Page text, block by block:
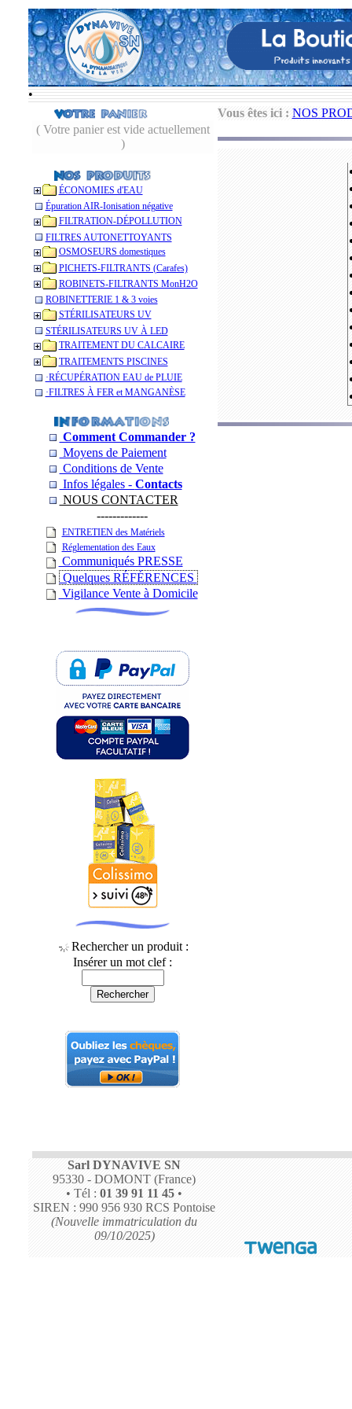
•
( Votre panier est vide actuellement
)
ÉCONOMIES d'EAU
Épuration AIR-Ionisation négative
FILTRATION-DÉPOLLUTION
FILTRES AUTONETTOYANTS
OSMOSEURS domestiques
PICHETS-FILTRANTS (Carafes)
ROBINETS-FILTRANTS MonH2O
ROBINETTERIE 1 & 3 voies
STÉRILISATEURS UV
STÉRILISATEURS UV À LED
TRAITEMENT DU CALCAIRE
TRAITEMENTS PISCINES
­·RÉCUPÉRATION EAU de PLUIE
­·­FILTRES À FER et MANGANÈSE
Comment Commander ?
Moyens de Paiement
Conditions de Vente
Infos légales - Contacts
NOUS CONTACTER
-------------
ENTRETIEN des Matériels
Réglementation des Eaux
Communiqués PRESSE
Quelques RÉFÉRENCES
Vigilance Vente à Domicile
Rechercher un produit :
Insérer un mot clef :
Vous êtes ici : NOS
Sarl DYNAVIVE SN
95330 - DOMONT (France)
• Tél : 01 39 91 11 45 •
SIREN : 990 956 930 RCS Pontoise
(Nouvelle immatriculation du
09/10/2025)